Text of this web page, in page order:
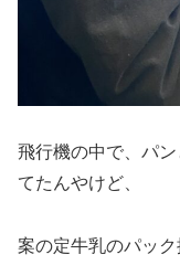
飛行機の中で、パ
てたんやけど、
案の定牛乳のパッ